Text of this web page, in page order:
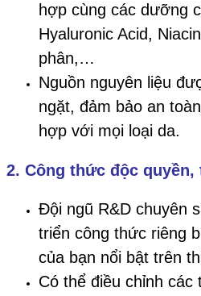
hợp cùng các dưỡng
Hyaluronic Acid,
phân,…
Nguồn nguyên liệu
ngặt, đảm bảo an
hợp với mọi loại da.
2. Công thức độc
Đội ngũ R&D chuyên
triển công thức riêng
của bạn nổi bật trên
Có thể điều chỉnh các